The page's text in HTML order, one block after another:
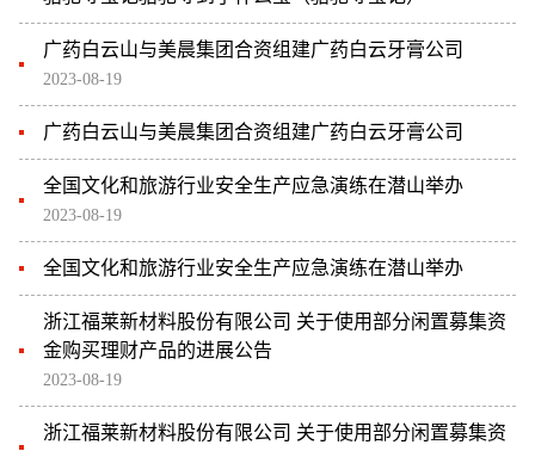
广药白云山与美晨集团合资组建广药白云牙膏公司
2023-08-19
广药白云山与美晨集团合资组建广药白云牙膏公司
全国文化和旅游行业安全生产应急演练在潜山举办
2023-08-19
全国文化和旅游行业安全生产应急演练在潜山举办
浙江福莱新材料股份有限公司 关于使用部分闲置募集资
金购买理财产品的进展公告
2023-08-19
浙江福莱新材料股份有限公司 关于使用部分闲置募集资